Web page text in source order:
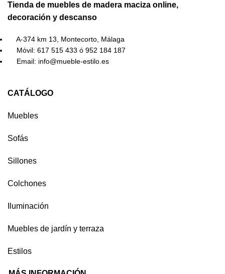
Tienda de muebles de madera maciza online,
decoración y descanso
A-374 km 13, Montecorto, Málaga
Móvil: 617 515 433 ó 952 184 187
Email: info@mueble-estilo.es
CATÁLOGO
Muebles
Sofás
Sillones
Colchones
Iluminación
Muebles de jardín y terraza
Estilos